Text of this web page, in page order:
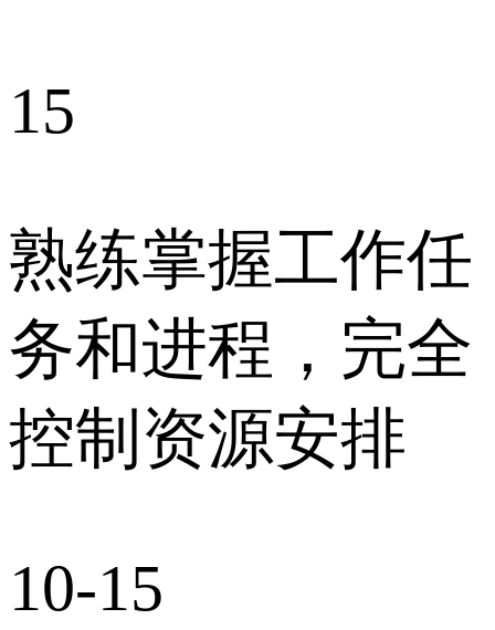
15
熟练掌握工作任
务和进程，完全
控制资源安排
10-15